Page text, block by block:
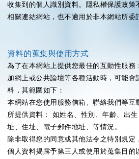
收集到的個人識別資料。隱私權保護政策
相關連結網站，也不適用於非本網站所委
資料的蒐集與使用方式
為了在本網站上提供您最佳的互動性服務
加網上或公共論壇等各種活動時，可能會
料，其範圍如下：
本網站在您使用服務信箱、聯絡我們等互
所提供資料： 如姓名、性別、年齡、出
址、住址、電子郵件地址、等情況。
除非取得您的同意或其他法令之特別規定
個人資料揭露予第三人或使用於蒐集目的